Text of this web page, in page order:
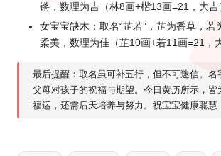
锵，数理为吉（林8画+楷13画=21，大吉
女宝宝缺木：取名“芷若”，芷为香草，若
柔美，数理为佳（芷10画+若11画=21，
最后提醒：取名虽可补五行，但不可迷信。名
父母对孩子的祝福与期望。今日黄历所示，皆
福运，还需后天培养与努力。祝宝宝健康聪慧